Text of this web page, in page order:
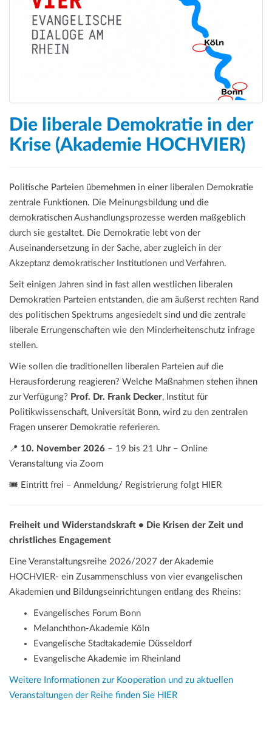
Die liberale Demokratie in der
Krise (Akademie HOCHVIER)
Politische Parteien übernehmen in einer liberalen Demokratie
zentrale Funktionen. Die Meinungsbildung und die
demokratischen Aushandlungsprozesse werden maßgeblich
durch sie gestaltet. Die Demokratie lebt von der
Auseinandersetzung in der Sache, aber zugleich in der
Akzeptanz demokratischer Institutionen und Verfahren.
Seit einigen Jahren sind in fast allen westlichen liberalen
Demokratien Parteien entstanden, die am äußerst rechten Rand
des politischen Spektrums angesiedelt sind und die zentrale
liberale Errungenschaften wie den Minderheitenschutz infrage
stellen.
Wie sollen die traditionellen liberalen Parteien auf die
Herausforderung reagieren? Welche Maßnahmen stehen ihnen
zur Verfügung? Prof. Dr. Frank Decker, Institut für
Politikwissenschaft, Universität Bonn, wird zu den zentralen
Fragen unserer Demokratie referieren.
📍 10. November 2026 – 19 bis 21 Uhr – Online
Veranstaltung via Zoom
🎟️ Eintritt frei – Anmeldung/ Registrierung folgt HIER
Freiheit und Widerstandskraft • Die Krisen der Zeit und
christliches Engagement
Eine Veranstaltungsreihe 2026/2027 der Akademie
HOCHVIER- ein Zusammenschluss von vier evangelischen
Akademien und Bildungseinrichtungen entlang des Rheins:
Evangelisches Forum Bonn
Melanchthon-Akademie Köln
Evangelische Stadtakademie Düsseldorf
Evangelische Akademie im Rheinland
Weitere Informationen zur Kooperation und zu aktuellen
Veranstaltungen der Reihe finden Sie HIER